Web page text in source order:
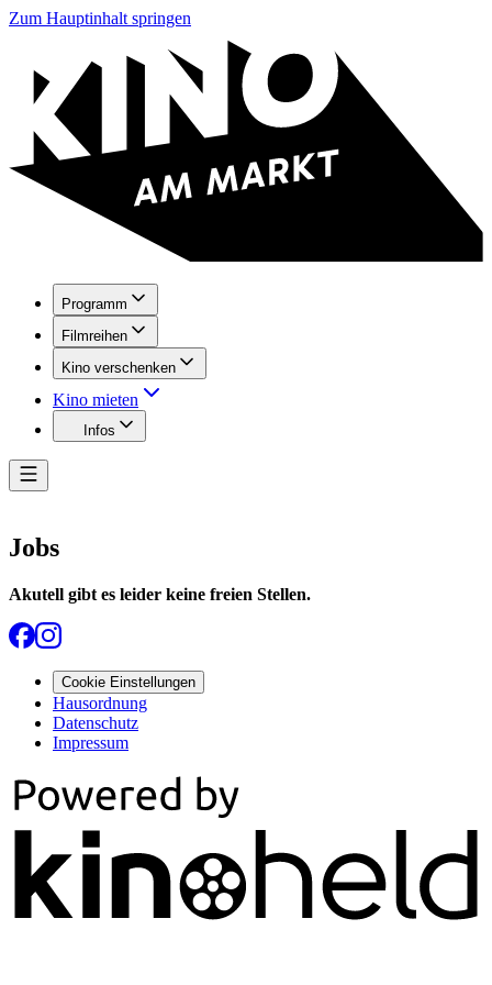
Zum Hauptinhalt springen
Programm
Filmreihen
Kino verschenken
Kino mieten
Infos
Jobs
Akutell gibt es leider keine freien Stellen.
Cookie Einstellungen
Hausordnung
Datenschutz
Impressum